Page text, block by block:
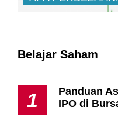
Belajar Saham
1
Panduan
IPO di